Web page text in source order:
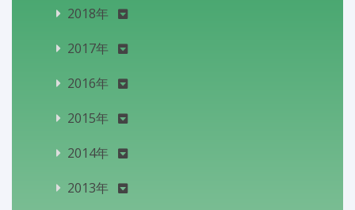
2018年
2017年
2016年
2015年
2014年
2013年